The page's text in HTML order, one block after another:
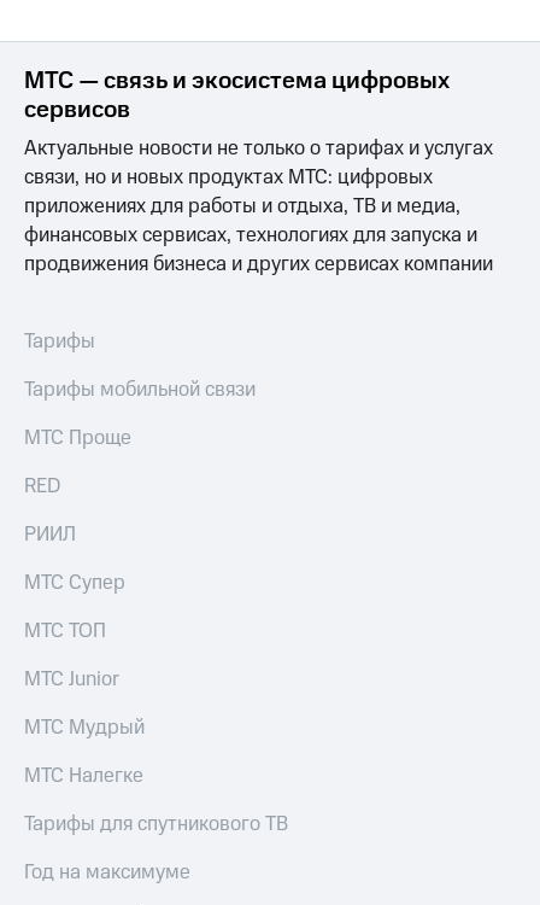
МТС — связь и экосистема цифровых
сервисов
Актуальные новости не только о тарифах и услугах
связи, но и новых продуктах МТС: цифровых
приложениях для работы и отдыха, ТВ и медиа,
финансовых сервисах, технологиях для запуска и
продвижения бизнеса и других сервисах компании
Тарифы
Тарифы мобильной связи
МТС Проще
RED
РИИЛ
МТС Супер
МТС ТОП
МТС Junior
МТС Мудрый
МТС Налегке
Тарифы для спутникового ТВ
Год на максимуме